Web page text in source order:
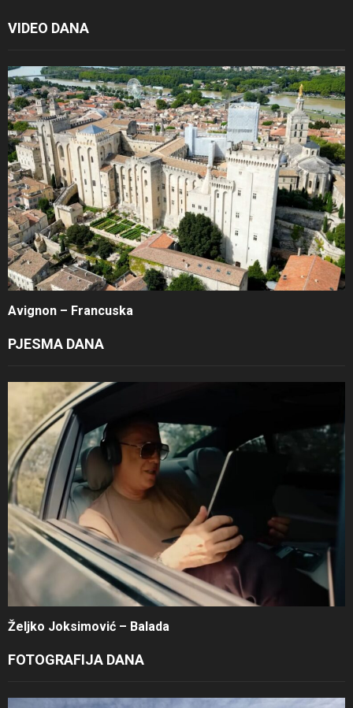
VIDEO DANA
Avignon – Francuska
PJESMA DANA
Željko Joksimović – Balada
FOTOGRAFIJA DANA